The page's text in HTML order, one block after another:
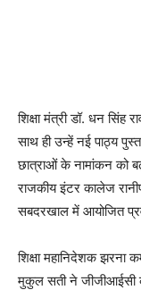
शिक्षा मंत्री डॉ. धन सिंह
साथ ही उन्हें नई पाठ्य
छात्राओं के नामांकन को
राजकीय इंटर कालेज
सबदरखाल में आयोजित
शिक्षा महानिदेशक झरना
मुकुल सती ने जीजीआईसी